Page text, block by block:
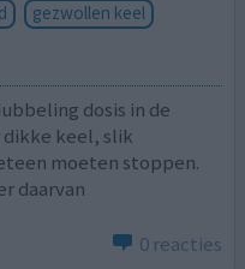
gezwollen keel
dosis in de
dikke keel, slik
moeten stoppen.
daarvan
0 reacties